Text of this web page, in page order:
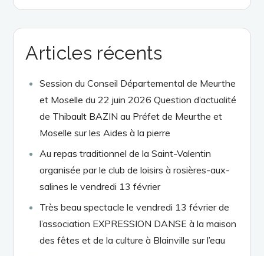
Articles récents
Session du Conseil Départemental de Meurthe
et Moselle du 22 juin 2026 Question d’actualité
de Thibault BAZIN au Préfet de Meurthe et
Moselle sur les Aides à la pierre
Au repas traditionnel de la Saint-Valentin
organisée par le club de loisirs à rosières-aux-
salines le vendredi 13 février
Très beau spectacle le vendredi 13 février de
l’association EXPRESSION DANSE à la maison
des fêtes et de la culture à Blainville sur l’eau